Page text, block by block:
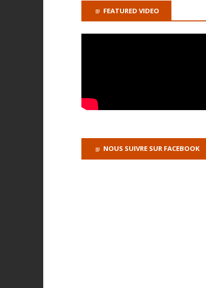
FEATURED VIDEO
NOUS SUIVRE SUR FACEBOOK